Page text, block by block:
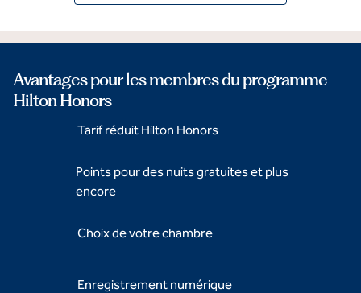
Avantages pour les membres du programme
Hilton Honors
Tarif réduit Hilton Honors
Points pour des nuits gratuites et plus
encore
Choix de votre chambre
Enregistrement numérique